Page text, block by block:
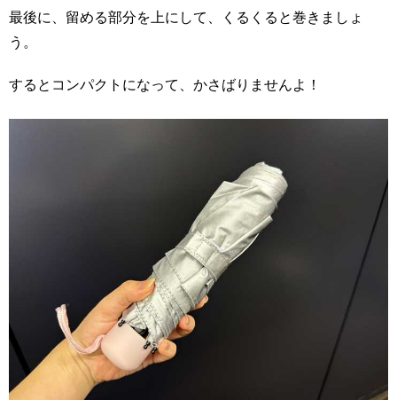
最後に、留める部分を上にして、くるくると巻きましょ
う。
するとコンパクトになって、かさばりませんよ！